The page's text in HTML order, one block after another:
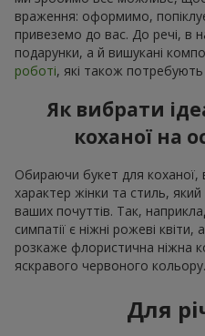
враження: оформимо,
привеземо до вас. До речі, в
подарунки, а й вишукані
роботі, які також потребують
Як вибрати
коханої на
Обираючи букет для коханої,
характер жінки та стиль,
ваших почуттів. Так,
симпатії є ніжні рожеві
розкаже флористична ніжна
яскравого червоного кольору.
Для